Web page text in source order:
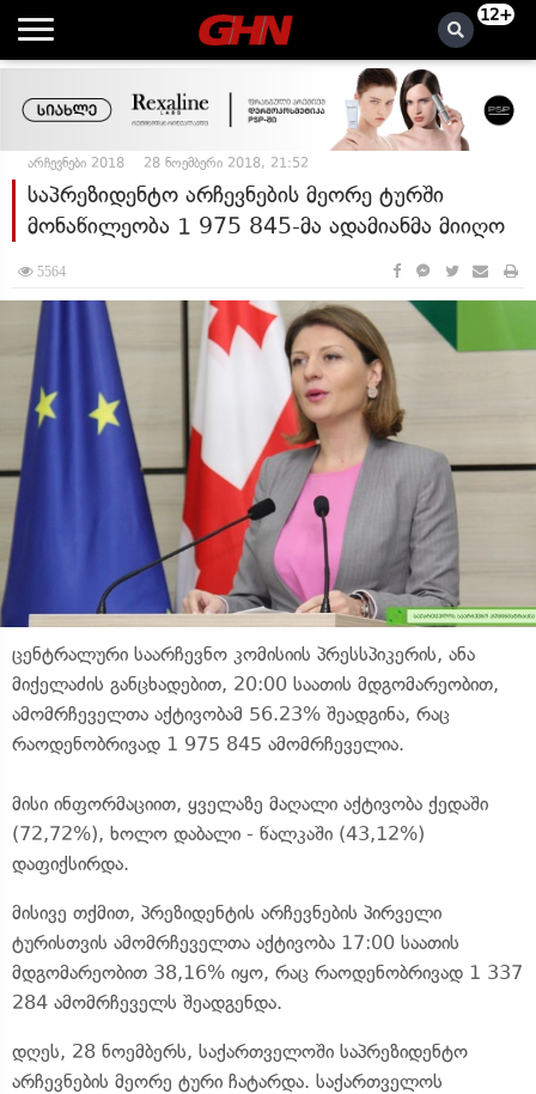
12+
არჩევნები 2018 28 ნოემბერი 2018, 21:52
საპრეზიდენტო არჩევნების მეორე ტურში
მონაწილეობა 1 975 845-მა ადამიანმა მიიღო
5564
ცენტრალური საარჩევნო კომისიის პრესსპიკერის, ანა
მიქელაძის განცხადებით, 20:00 საათის მდგომარეობით,
ამომრჩეველთა აქტივობამ 56.23% შეადგინა, რაც
რაოდენობრივად 1 975 845 ამომრჩეველია.
მისი ინფორმაციით, ყველაზე მაღალი აქტივობა ქედაში
(72,72%), ხოლო დაბალი - წალკაში (43,12%)
დაფიქსირდა.
მისივე თქმით, პრეზიდენტის არჩევნების პირველი
ტურისთვის ამომრჩეველთა აქტივობა 17:00 საათის
მდგომარეობით 38,16% იყო, რაც რაოდენობრივად 1 337
284 ამომრჩეველს შეადგენდა.
დღეს, 28 ნოემბერს, საქართველოში საპრეზიდენტო
არჩევნების მეორე ტური ჩატარდა. საქართველოს